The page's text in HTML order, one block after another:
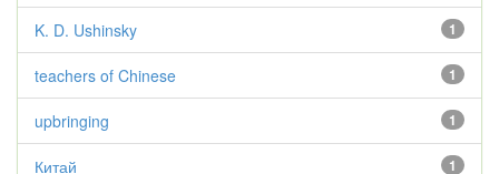
1
K. D. Ushinsky
1
teachers of Chinese
1
upbringing
1
Китай